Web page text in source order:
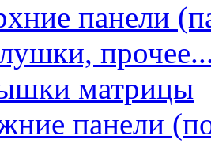
панели
матрицы
панели